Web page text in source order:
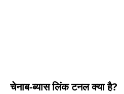
चेनाब-ब्यास लिंक टनल क्या है?